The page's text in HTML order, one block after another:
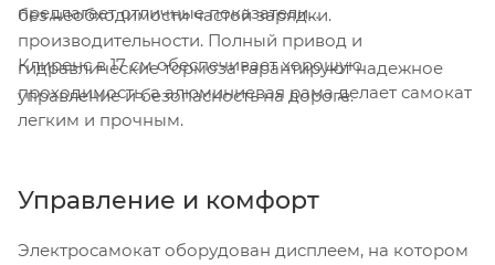
без необходимости частой зарядки.
предлагает отличные показатели
производительности. Полный привод и
гидравлические тормоза гарантируют надежное
управление и безопасность на дороге.
Клиренс в 17 см обеспечивает хорошую
проходимость, а алюминиевая рама делает самокат
легким и прочным.
Управление и комфорт
Электросамокат оборудован дисплеем, на котором